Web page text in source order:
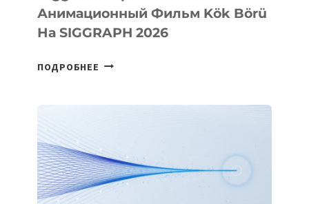
Анимационный Фильм Kök Börü
На SIGGRAPH 2026
ПОДРОБНЕЕ HIGGSFIELD
НА
SIGGRAPH